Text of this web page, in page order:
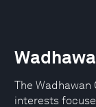
The
interests